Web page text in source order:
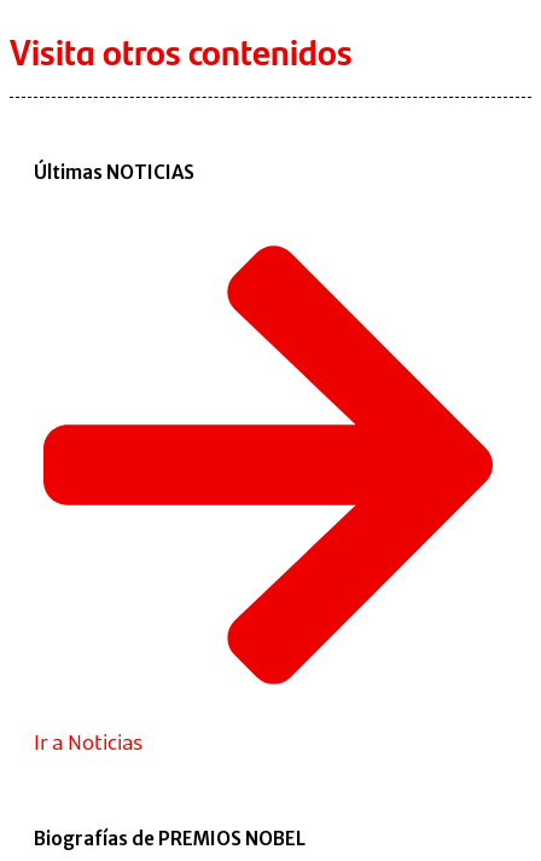
Visita otros contenidos
Últimas NOTICIAS
Ir a Noticias
Biografías de PREMIOS NOBEL